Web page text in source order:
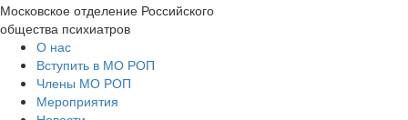
Московское отделение Российского
общества психиатров
О нас
Вступить в МО РОП
Члены МО РОП
Мероприятия